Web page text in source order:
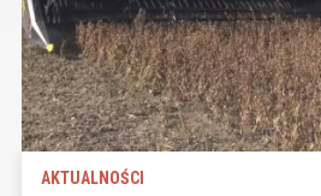
AKTUALNOŚCI